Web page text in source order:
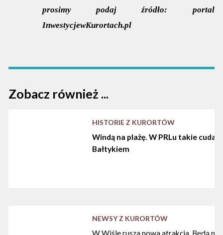
prosimy podaj źródło:
portal
InwestycjewKurortach.pl
Zobacz również ...
HISTORIE Z KURORTÓW
Windą na plażę. W PRLu takie cuda
Bałtykiem
NEWSY Z KURORTÓW
W Wiśle rusza nowa atrakcja. Będą